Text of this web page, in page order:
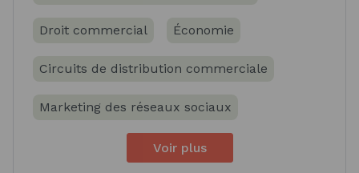
Droit commercial Économie
Circuits de distribution commerciale
Marketing des réseaux sociaux
Voir plus